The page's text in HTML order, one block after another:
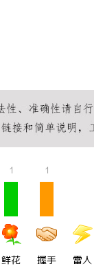
1
鲜花
1
握手 雷人